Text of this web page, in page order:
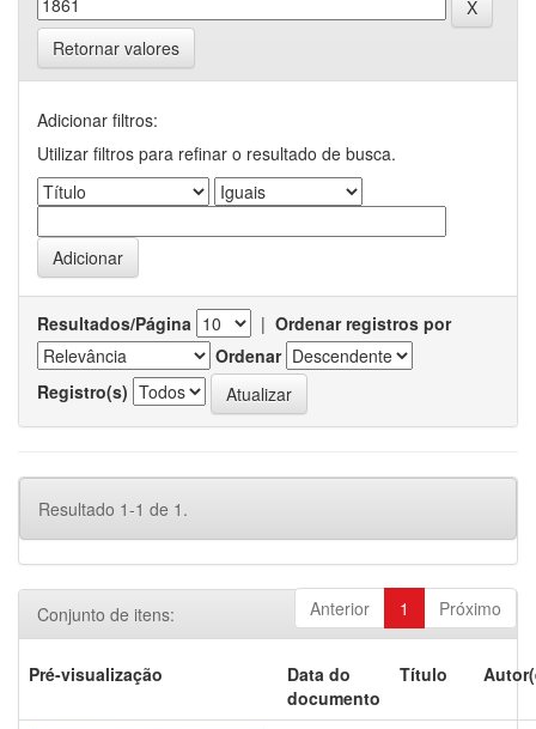
Retornar valores
Adicionar filtros:
Utilizar filtros para refinar o resultado de busca.
Resultados/Página | Ordenar registros por
Ordenar
Registro(s)
Resultado 1-1 de 1.
Anterior 1 Próximo
Conjunto de itens:
Pré-visualização
Data do
documento
Título